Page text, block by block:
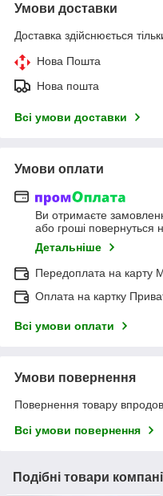
Умови доставки
Доставка здійснюється
Нова Пошта
Нова пошта
Всі умови доставки
Умови оплати
Ви отримаєте
або гроші повернуться
Детальніше
Передоплата на карту
Оплата на картку
Всі умови оплати
Умови повернення
Повернення товару
Всі умови повернення
Подібні товари